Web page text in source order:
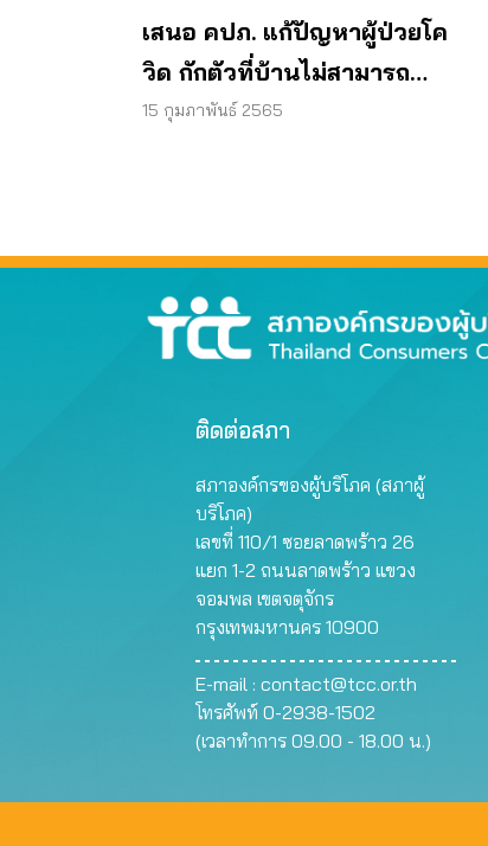
เสนอ คปภ. แก้ปัญหาผู้ป่วยโค
วิด กักตัวที่บ้านไม่สามารถ
เคลมประกันได้
15 กุมภาพันธ์ 2565
ติดต่อสภา
สภาองค์กรของผู้บริโภค (สภาผู้
บริโภค)
เลขที่ 110/1 ซอยลาดพร้าว 26
แยก 1-2 ถนนลาดพร้าว แขวง
จอมพล เขตจตุจักร
กรุงเทพมหานคร 10900
E-mail : contact@tcc.or.th
โทรศัพท์ 0-2938-1502
(เวลาทำการ 09.00 - 18.00 น.)